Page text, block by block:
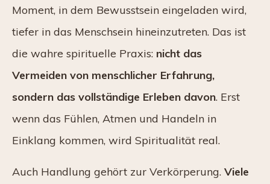
Moment, in dem Bewusstsein eingeladen wird,
tiefer in das Menschsein hineinzutreten. Das ist
die wahre spirituelle Praxis: nicht das
Vermeiden von menschlicher Erfahrung,
sondern das vollständige Erleben davon. Erst
wenn das Fühlen, Atmen und Handeln in
Einklang kommen, wird Spiritualität real.
Auch Handlung gehört zur Verkörperung. Viele